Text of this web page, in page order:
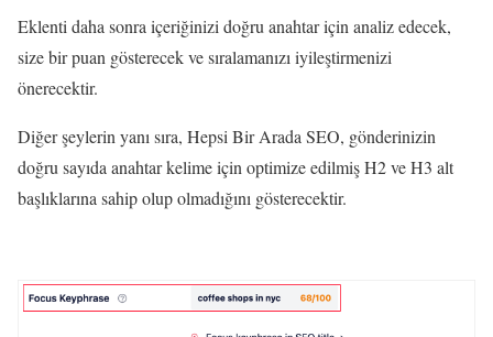
Eklenti daha sonra içeriğinizi doğru anahtar için analiz edecek,
size bir puan gösterecek ve sıralamanızı iyileştirmenizi
önerecektir.
Diğer şeylerin yanı sıra, Hepsi Bir Arada SEO, gönderinizin
doğru sayıda anahtar kelime için optimize edilmiş H2 ve H3 alt
başlıklarına sahip olup olmadığını gösterecektir.